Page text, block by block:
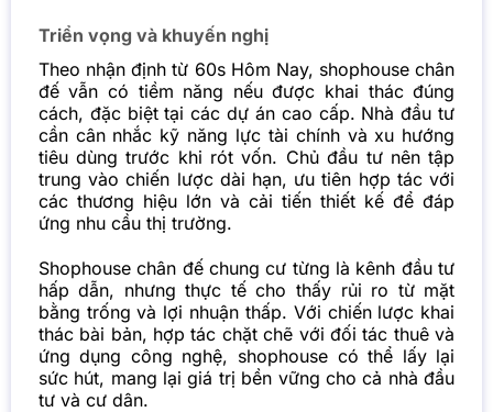
Triển vọng và khuyến nghị
Theo nhận định từ 60s Hôm Nay, shophouse chân
đế vẫn có tiềm năng nếu được khai thác đúng
cách, đặc biệt tại các dự án cao cấp. Nhà đầu tư
cần cân nhắc kỹ năng lực tài chính và xu hướng
tiêu dùng trước khi rót vốn. Chủ đầu tư nên tập
trung vào chiến lược dài hạn, ưu tiên hợp tác với
các thương hiệu lớn và cải tiến thiết kế để đáp
ứng nhu cầu thị trường.
Shophouse chân đế chung cư từng là kênh đầu tư
hấp dẫn, nhưng thực tế cho thấy rủi ro từ mặt
bằng trống và lợi nhuận thấp. Với chiến lược khai
thác bài bản, hợp tác chặt chẽ với đối tác thuê và
ứng dụng công nghệ, shophouse có thể lấy lại
sức hút, mang lại giá trị bền vững cho cả nhà đầu
tư và cư dân.